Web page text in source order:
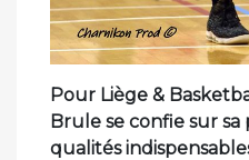
Pour Liège &
Brule se confie sur sa
qualités